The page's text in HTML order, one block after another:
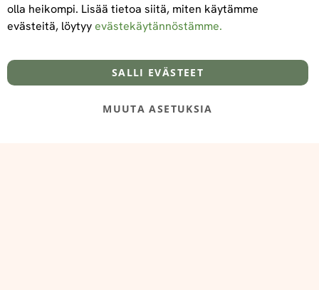
Tietoa meistä
@‌2025 FooDeliDoo
Toimitus- ja maksuehdot
olla heikompi. Lisää tietoa siitä, miten käytämme
evästeitä, löytyyevästekäytännöstämme.
SALLI EVÄSTEET
MUUTA ASETUKSIA